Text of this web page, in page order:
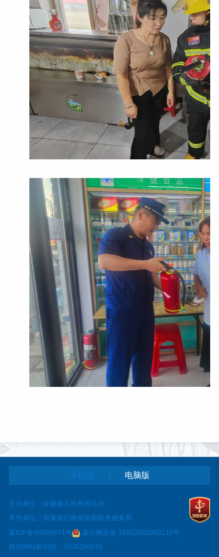
手机版 电脑版
主办单位：奈曼旗人民政府主办
承办单位：奈曼旗行政审批和政务服务局
蒙ICP备06000874号
蒙公网安备 15052502000115号
政府网站标识码：1505250015